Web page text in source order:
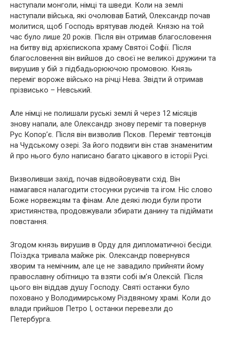
наступали монголи, німці та шведи. Коли на землі
наступали війська, які очолював Батий, Олександр почав
молитися, щоб Господь врятував людей. Князю на той
час було лише 20 років. Після він отримав благословення
на битву від архієпископа храму Святої Софії. Після
благословення він вийшов до своєї не великої дружини та
вирушив у бій з підбадьорюючою промовою. Князь
переміг вороже військо на річці Нева. Звідти й отримав
прізвисько – Невський.
Але німці не полишали руські землі й через 12 місяців
знову напали, але Олександр знову переміг та повернув
Рус Копор’є. Після він визволив Псков. Переміг тевтонців
на Чудському озері. За його подвиги він став знаменитим
й про нього було написано багато цікавого в історії Русі.
Визволивши захід, почав відвойовувати схід. Він
намагався налагодити стосунки русичів та ігом. Ніс слово
Боже норвежцям та фінам. Але деякі люди були проти
християнства, продовжували збирати данину та підіймати
повстання.
Згодом князь вирушив в Орду для дипломатичної бесіди.
Поїздка тривала майже рік. Олександр повернувся
хворим та немічним, але це не завадило прийняти йому
православну обітницю та взяти собі ім’я Олексій. Після
цього він віддав душу Господу. Святі останки було
поховано у Володимирському Різдвяному храмі. Коли до
влади прийшов Петро І, останки перевезли до
Петербурга.